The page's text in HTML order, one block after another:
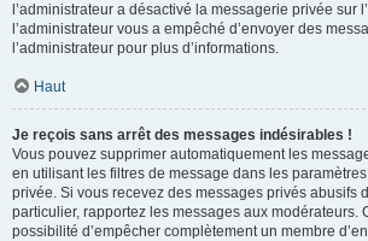
l’administrateur a désactivé la messagerie privée sur
l’administrateur vous a empêché d’envoyer des
l’administrateur pour plus d’informations.
Haut
Je reçois sans arrêt des messages indésirables !
Vous pouvez supprimer automatiquement les
en utilisant les filtres de message dans les
privée. Si vous recevez des messages privés abusifs
particulier, rapportez les messages aux modérateurs.
possibilité d’empêcher complètement un membre